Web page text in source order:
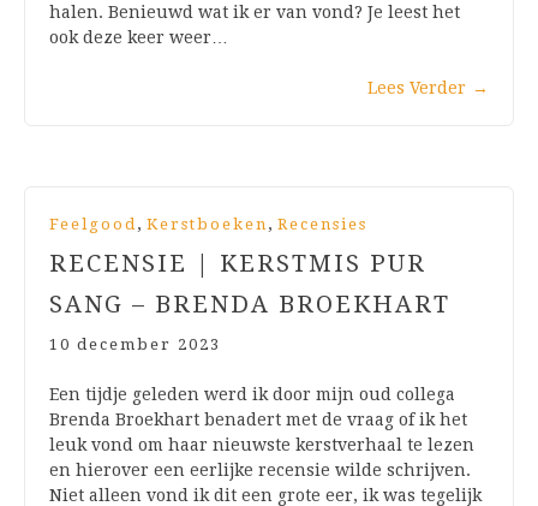
halen. Benieuwd wat ik er van vond? Je leest het
ook deze keer weer…
Lees Verder →
Feelgood , Kerstboeken , Recensies
RECENSIE | KERSTMIS PUR
SANG – BRENDA BROEKHART
10 december 2023
Een tijdje geleden werd ik door mijn oud collega
Brenda Broekhart benadert met de vraag of ik het
leuk vond om haar nieuwste kerstverhaal te lezen
en hierover een eerlijke recensie wilde schrijven.
Niet alleen vond ik dit een grote eer, ik was tegelijk